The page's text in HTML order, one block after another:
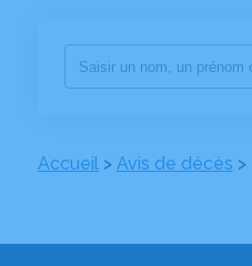
Accueil> Avis de décès >